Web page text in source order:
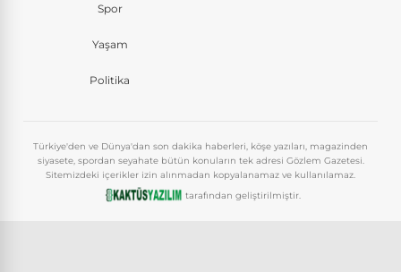
Spor
Yaşam
Politika
Türkiye'den ve Dünya'dan son dakika haberleri, köşe yazıları, magazinden
siyasete, spordan seyahate bütün konuların tek adresi Gözlem Gazetesi.
Sitemizdeki içerikler izin alınmadan kopyalanamaz ve kullanılamaz.
tarafından geliştirilmiştir.